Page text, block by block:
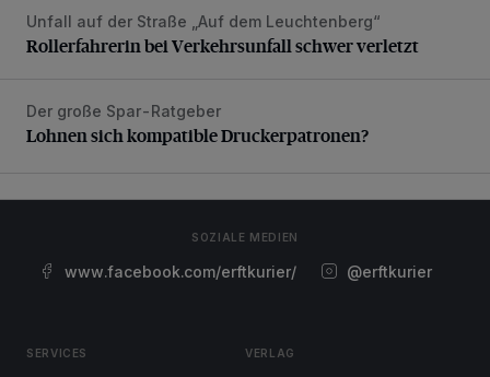
Rollerfahrerin bei Verkehrsunfall schwer verletzt
Unfall auf der Straße „Auf dem Leuchtenberg“
Rollerfahrerin bei Verkehrsunfall schwer verletzt
Lohnen sich kompatible Druckerpatronen?
Der große Spar-Ratgeber
Lohnen sich kompatible Druckerpatronen?
SOZIALE MEDIEN
www.facebook.com/erftkurier/ @erftkurier
SERVICES VERLAG